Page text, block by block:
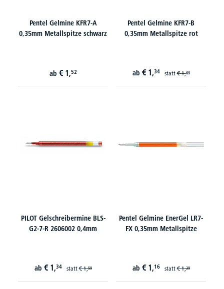
Pentel Gelmine KFR7-A
0,35mm Metallspitze schwarz
ab € 1,52
Pentel Gelmine KFR7-B
0,35mm Metallspitze rot
ab € 1,34 statt€ 1,69
PILOT Gelschreibermine BLS-
G2-7-R 2606002 0,4mm
ab € 1,34 statt€ 1,59
Pentel Gelmine EnerGel LR7-
FX 0,35mm Metallspitze
ab € 1,16 statt€ 1,39